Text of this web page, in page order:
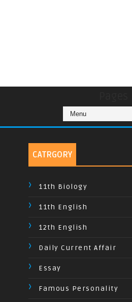
CATRGORY
11th Biology
11th English
12th English
Daily Current Affair
Essay
Famous Personality